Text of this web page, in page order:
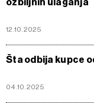
12.10.2025
Šta odbija kupce
04.10.2025